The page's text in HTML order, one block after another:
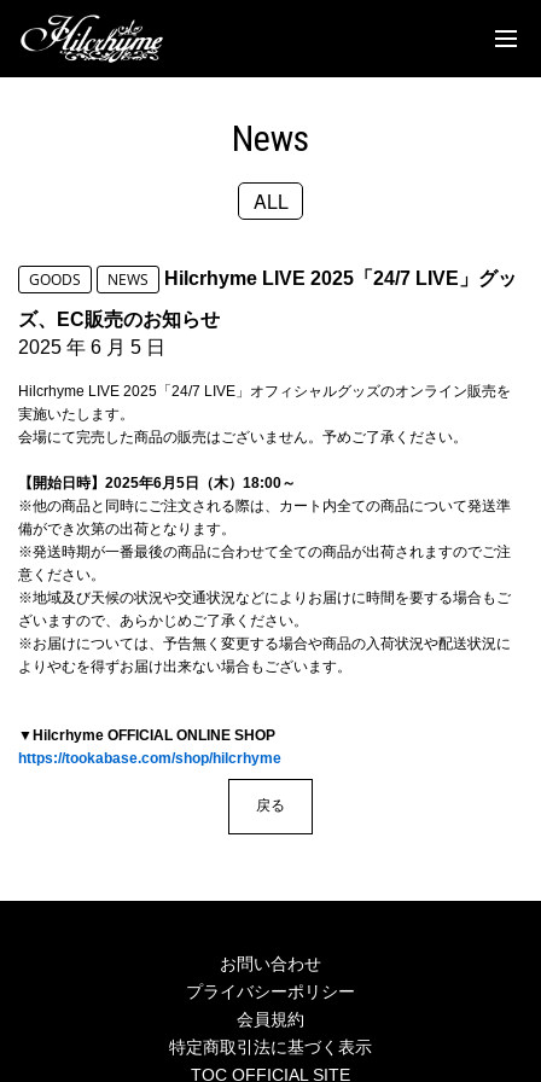
Discography
Biography
Fanclub
TOC'S Place
4Seasons
Mobile
Contact us
News
ALL
GOODS NEWS
Hilcrhyme LIVE 2025「24/7 LIVE」グッ
ズ、EC販売のお知らせ
2025 年 6 月 5 日
Hilcrhyme LIVE 2025「24/7 LIVE」オフィシャルグッズのオンライン販売を
実施いたします。
会場にて完売した商品の販売はございません。予めご了承ください。
【開始日時】2025年6月5日（木）18:00～
※他の商品と同時にご注文される際は、カート内全ての商品について発送準
備ができ次第の出荷となります。
※発送時期が一番最後の商品に合わせて全ての商品が出荷されますのでご注
意ください。
※地域及び天候の状況や交通状況などによりお届けに時間を要する場合もご
ざいますので、あらかじめご了承ください。
※お届けについては、予告無く変更する場合や商品の入荷状況や配送状況に
よりやむを得ずお届け出来ない場合もございます。
▼Hilcrhyme OFFICIAL ONLINE SHOP
https://tookabase.com/shop/hilcrhyme
戻る
お問い合わせ
プライバシーポリシー
会員規約
特定商取引法に基づく表示
TOC OFFICIAL SITE